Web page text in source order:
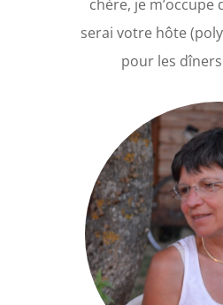
chère, je
serai votre hôte
pour les